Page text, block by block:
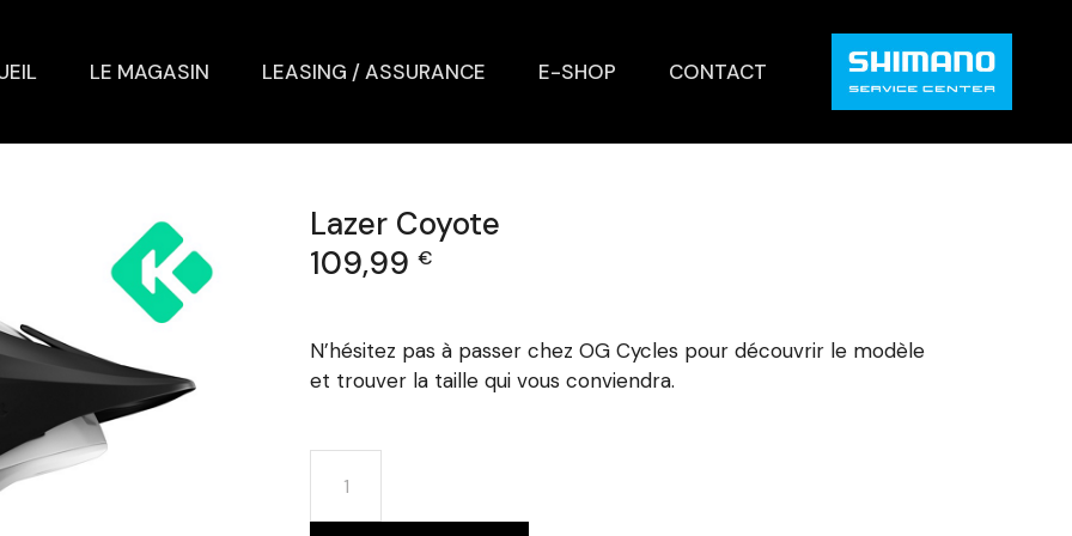
LE MAGASIN LEASING / ASSURANCE E-SHOP CONTACT
Lazer Coyote
109,99 €
N’hésitez pas à passer chez OG Cycles pour découvrir le modèle
et trouver la taille qui vous conviendra.